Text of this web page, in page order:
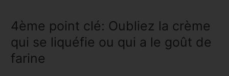
4ème point clé: Oubliez la crème
qui se liquéfie ou qui a le goût de
farine